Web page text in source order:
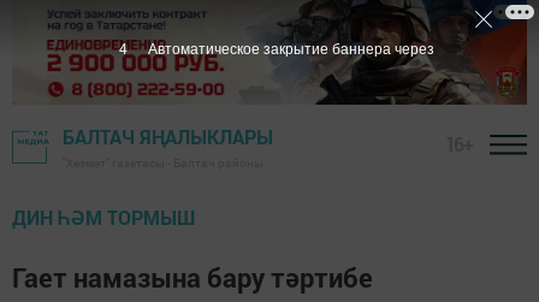
БАЛТАЧ ЯҢАЛЫКЛАРЫ
ДИН ҺӘМ ТОРМЫШ
Гает намазына бару тәртибе
3 Автоматическое закрытие баннера через